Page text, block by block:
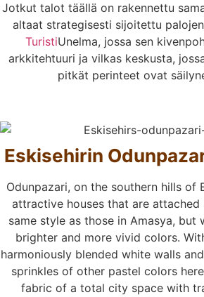
Jotkut talot täällä on rakennettu
altaat strategisesti sijoitettu
TuristiUnelma, jossa sen
arkkitehtuuri ja vilkas keskusta,
pitkät perinteet ovat
Eskisehirin
Odunpazari, on the southern hills of
attractive houses that are
same style as those in Amasya, but
brighter and more vivid colors.
harmoniously blended white walls
sprinkles of other pastel colors
fabric of a total city space with